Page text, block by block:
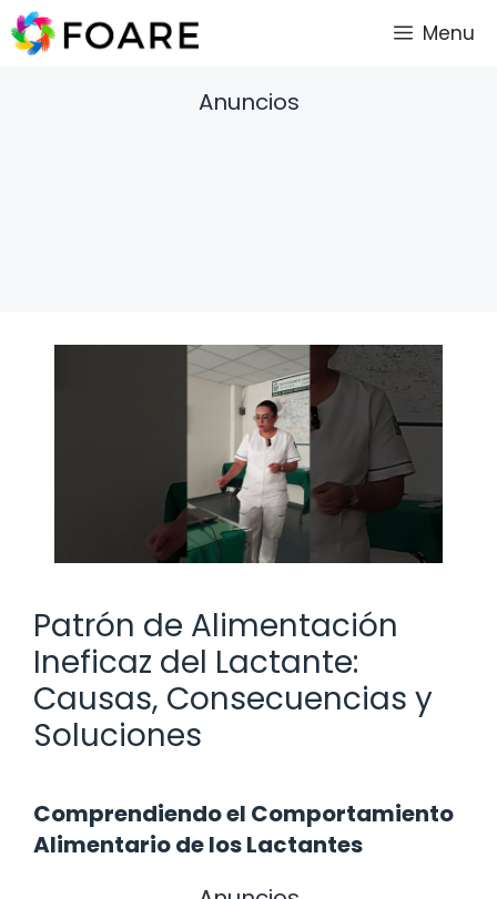
Saltar
al
Menu
Anuncios
Patrón de Alimentación
Ineficaz del Lactante:
Causas, Consecuencias y
Soluciones
Comprendiendo el Comportamiento
Alimentario de los Lactantes